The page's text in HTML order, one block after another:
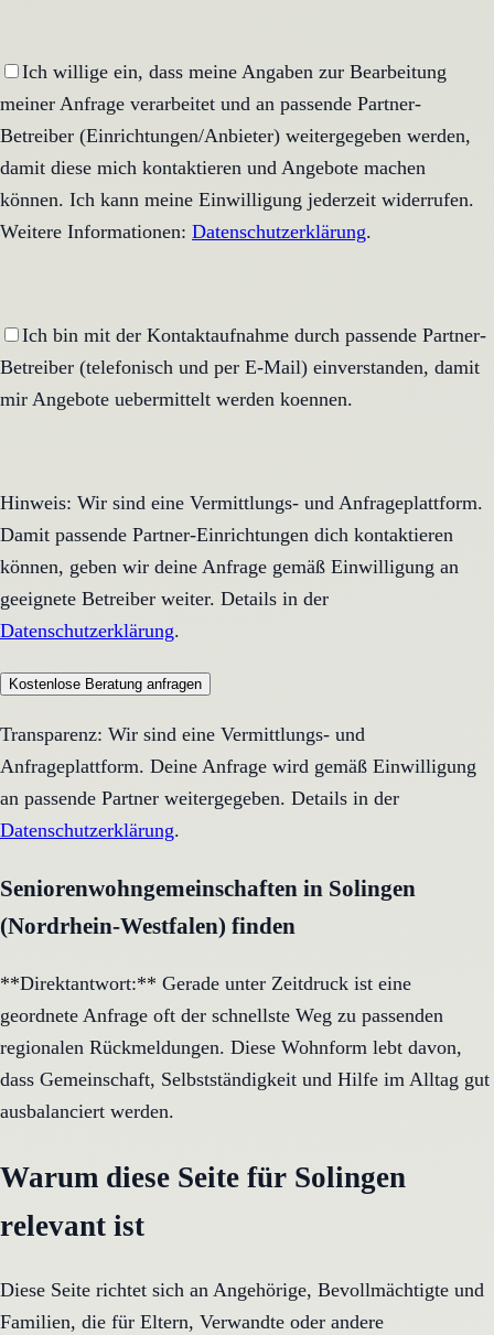
Ich willige ein, dass meine Angaben zur Bearbeitung
meiner Anfrage verarbeitet und an passende Partner-
Betreiber (Einrichtungen/Anbieter) weitergegeben werden,
damit diese mich kontaktieren und Angebote machen
können. Ich kann meine Einwilligung jederzeit widerrufen.
Weitere Informationen: Datenschutzerklärung.
Ich bin mit der Kontaktaufnahme durch passende Partner-
Betreiber (telefonisch und per E-Mail) einverstanden, damit
mir Angebote uebermittelt werden koennen.
Hinweis: Wir sind eine Vermittlungs- und Anfrageplattform.
Damit passende Partner-Einrichtungen dich kontaktieren
können, geben wir deine Anfrage gemäß Einwilligung an
geeignete Betreiber weiter. Details in der
Datenschutzerklärung.
Kostenlose Beratung anfragen
Transparenz: Wir sind eine Vermittlungs- und
Anfrageplattform. Deine Anfrage wird gemäß Einwilligung
an passende Partner weitergegeben. Details in der
Datenschutzerklärung.
Seniorenwohngemeinschaften in Solingen
(Nordrhein-Westfalen) finden
**Direktantwort:** Gerade unter Zeitdruck ist eine
geordnete Anfrage oft der schnellste Weg zu passenden
regionalen Rückmeldungen. Diese Wohnform lebt davon,
dass Gemeinschaft, Selbstständigkeit und Hilfe im Alltag gut
ausbalanciert werden.
Warum diese Seite für Solingen
relevant ist
Diese Seite richtet sich an Angehörige, Bevollmächtigte und
Familien, die für Eltern, Verwandte oder andere